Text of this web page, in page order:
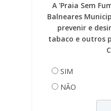
A 'Praia Sem
Balneares
prevenir e
tabaco e outros
SIM
NÃO